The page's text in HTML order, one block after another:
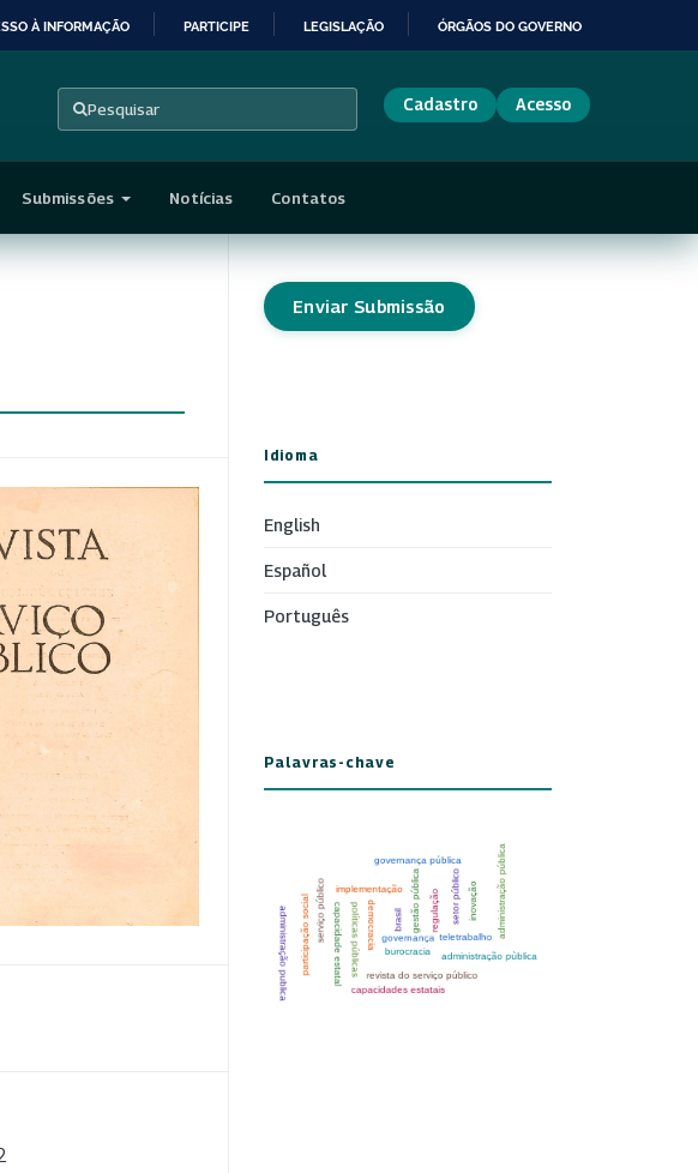
À INFORMAÇÃO PARTICIPE LEGISLAÇÃO ÓRGÃOS DO GOVERNO
Pesquisar Cadastro Acesso
Submissões Notícias Contatos
Enviar Submissão
Idioma
English
Español
Português
Palavras-chave